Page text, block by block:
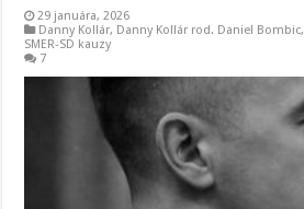
29 januára, 2026
Danny Kollár, Danny Kollár rod. Daniel Bombic,
SMER-SD kauzy
7